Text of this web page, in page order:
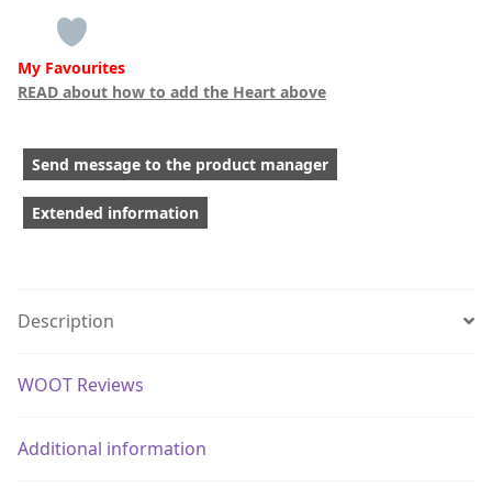
My Favourites
READ about how to add the Heart above
Send message to the product manager
Extended information
Description
WOOT Reviews
Additional information